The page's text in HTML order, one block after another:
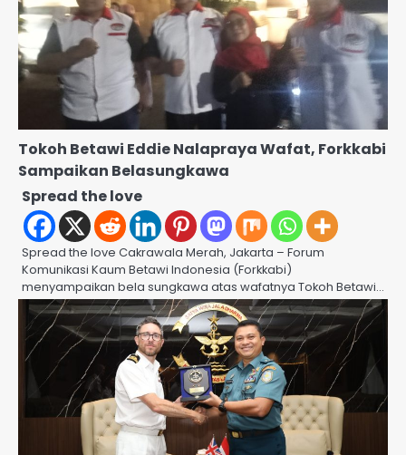
Tokoh Betawi Eddie Nalapraya Wafat, Forkkabi
Sampaikan Belasungkawa
Spread the love
Spread the love Cakrawala Merah, Jakarta – Forum
Komunikasi Kaum Betawi Indonesia (Forkkabi)
menyampaikan bela sungkawa atas wafatnya Tokoh Betawi…